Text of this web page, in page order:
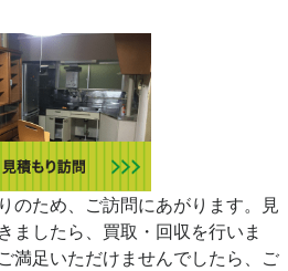
のため、ご訪問にあがります。見
ましたら、買取・回収を行いま
満足いただけませんでしたら、ご